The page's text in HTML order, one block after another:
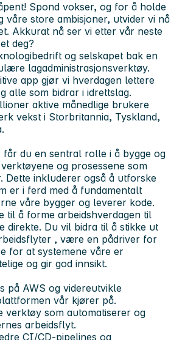
Spond vokser, og for å holde
våre store ambisjoner, utvider vi nå
Akkurat nå ser vi etter vår neste
deg?
og selskapet bak en
lagadministrasjonsverktøy.
app gjør vi hverdagen lettere
alle som bidrar i idrettslag.
aktive månedlige brukere
vekst i Storbritannia, Tyskland,
du en sentral rolle i å bygge og
og prosessene som
Dette inkluderer også å utforske
er i ferd med å fundamentalt
våre bygger og leverer kode.
til å forme arbeidshverdagen til
direkte. Du vil bidra til å stikke ut
, være en pådriver for
for at systemene våre er
og gir god innsikt.
på AWS og videreutvikle
vår kjører på.
verktøy som automatiserer og
arbeidsflyt.
CI/CD-pipelines og